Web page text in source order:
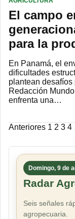
El campo
para la
En Panamá, el
dificultades
plantean
Redacción
enfrenta una…
Paginación
de
entradas
Anteriores 1 2 3 4
Domingo, 9 de
Radar
Seis señales
agropecuaria.